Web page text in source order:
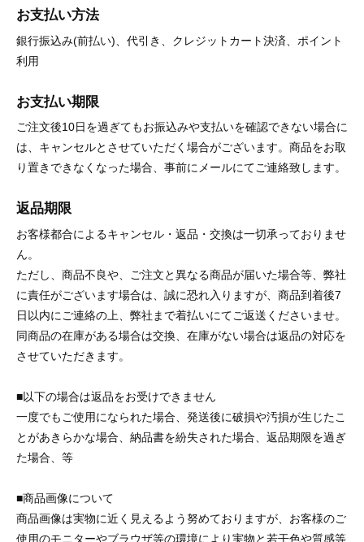
お支払い方法
銀行振込み(前払い)、代引き、クレジットカート決済、ポイント
利用
お支払い期限
ご注文後10日を過ぎてもお振込みや支払いを確認できない場合に
は、キャンセルとさせていただく場合がございます。商品をお取
り置きできなくなった場合、事前にメールにてご連絡致します。
返品期限
お客様都合によるキャンセル・返品・交換は一切承っておりませ
ん。
ただし、商品不良や、ご注文と異なる商品が届いた場合等、弊社
に責任がございます場合は、誠に恐れ入りますが、商品到着後7
日以内にご連絡の上、弊社まで着払いにてご返送くださいませ。
同商品の在庫がある場合は交換、在庫がない場合は返品の対応を
させていただきます。
■以下の場合は返品をお受けできません
一度でもご使用になられた場合、発送後に破損や汚損が生じたこ
とがあきらかな場合、納品書を紛失された場合、返品期限を過ぎ
た場合、等
■商品画像について
商品画像は実物に近く見えるよう努めておりますが、お客様のご
使用のモニターやブラウザ等の環境により実物と若干色や質感等